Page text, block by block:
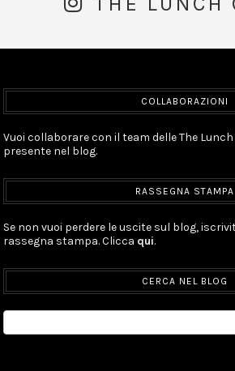
COLLABORAZIONI
Vuoi collaborare con il team delle The
presente nel blog.
RASSEGNA STAMPA
Se non vuoi perdere le uscite sul blog,
rassegna stampa. Clicca qui.
CERCA NEL BLOG